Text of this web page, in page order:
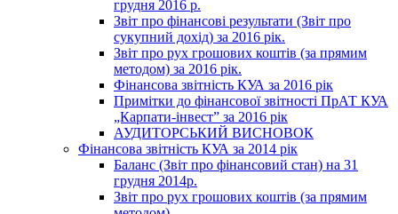
грудня 2016 р.
Звіт про фінансові результати (Звіт про
сукупний дохід) за 2016 рік.
Звіт про рух грошових коштів (за прямим
методом) за 2016 рік.
Фінансова звітність КУА за 2016 рік
Примітки до фінансової звітності ПрАТ КУА
„Карпати-інвест” за 2016 рік
АУДИТОРСЬКИЙ ВИСНОВОК
Фінансова звітність КУА за 2014 рік
Баланс (Звіт про фінансовий стан) на 31
грудня 2014р.
Звіт про рух грошових коштів (за прямим